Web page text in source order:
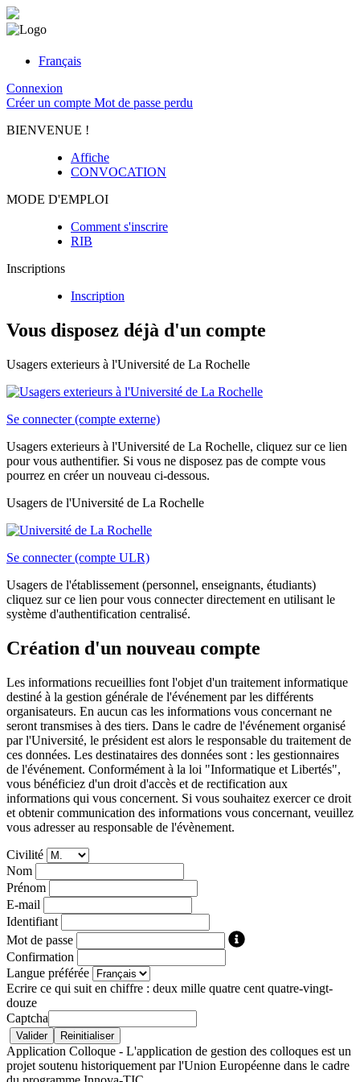
Français
Connexion
Créer un compte Mot de passe perdu
BIENVENUE !
Affiche
CONVOCATION
MODE D'EMPLOI
Comment s'inscrire
RIB
Inscriptions
Inscription
Vous disposez déjà d'un compte
Usagers exterieurs à l'Université de La Rochelle
Se connecter (compte externe)
Usagers exterieurs à l'Université de La Rochelle, cliquez sur ce lien
pour vous authentifier. Si vous ne disposez pas de compte vous
pourrez en créer un nouveau ci-dessous.
Usagers de l'Université de La Rochelle
Se connecter (compte ULR)
Usagers de l'établissement (personnel, enseignants, étudiants)
cliquez sur ce lien pour vous connecter directement en utilisant le
système d'authentification centralisé.
Création d'un nouveau compte
Les informations recueillies font l'objet d'un traitement informatique
destiné à la gestion générale de l'événement par les différents
organisateurs. En aucun cas les informations vous concernant ne
seront transmises à des tiers. Dans le cadre de l'événement organisé
par l'Université, le président est alors le responsable du traitement de
ces données. Les destinataires des données sont : les gestionnaires
de l'événement. Conformément à la loi "Informatique et Libertés",
vous bénéficiez d'un droit d'accès et de rectification aux
informations qui vous concernent. Si vous souhaitez exercer ce droit
et obtenir communication des informations vous concernant, veuillez
vous adresser au responsable de l'évènement.
Civilité
Nom
Prénom
E-mail
Identifiant
Mot de passe
Confirmation
Langue préférée
Ecrire ce qui suit en chiffre : deux mille quatre cent quatre-vingt-
douze
Captcha
Application Colloque - L'application de gestion des colloques est un
projet soutenu historiquement par l'Union Européenne dans le cadre